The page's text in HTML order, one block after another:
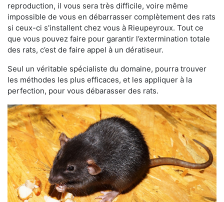
reproduction, il vous sera très difficile, voire même
impossible de vous en débarrasser complètement des rats
si ceux-ci s'installent chez vous à Rieupeyroux. Tout ce
que vous pouvez faire pour garantir l’extermination totale
des rats, c’est de faire appel à un dératiseur.
Seul un véritable spécialiste du domaine, pourra trouver
les méthodes les plus efficaces, et les appliquer à la
perfection, pour vous débarasser des rats.